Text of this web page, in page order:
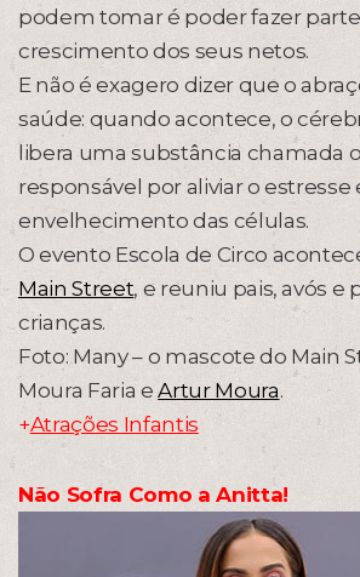
podem tomar é poder fazer
crescimento dos seus netos.
E não é exagero dizer que o
saúde: quando acontece, o
libera uma substância chamada
responsável por aliviar o estresse
envelhecimento das células.
O evento Escola de Circo
Main Street, e reuniu pais, avós
crianças.
Foto: Many – o mascote do Main
Moura Faria eArtur Moura.
+Atrações Infantis
Não Sofra Como a Anitta!